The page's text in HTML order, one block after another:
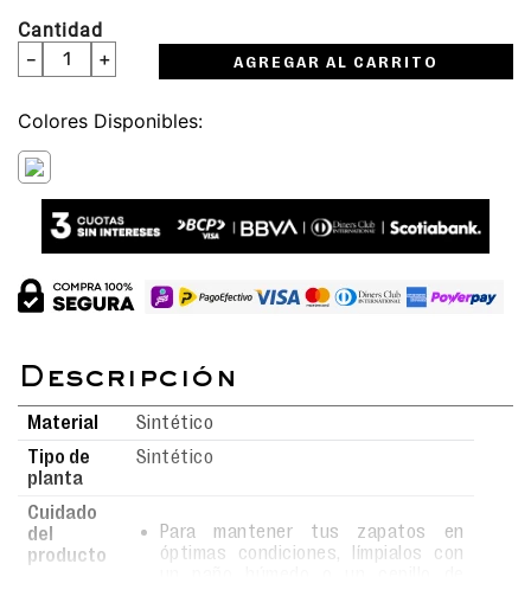
Cantidad
＋
－ AGREGAR AL CARRITO
Colores
Material
Sintético
Tipo de
planta
Sintético
Cuidado
del
producto
Para mantener tus zapatos en
óptimas condiciones, límpialos con